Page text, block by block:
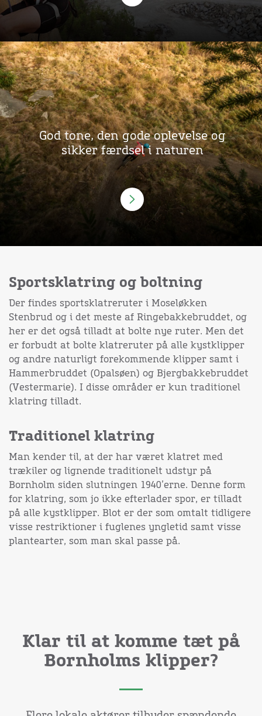
God tone, den gode oplevelse og
sikker færdsel i naturen
Sportsklatring og boltning
Der findes sportsklatreruter i Moseløkken
Stenbrud og i det meste af Ringebakkebruddet, og
her er det også tilladt at bolte nye ruter. Men det
er forbudt at bolte klatreruter på alle kystklipper
og andre naturligt forekommende klipper samt i
Hammerbruddet (Opalsøen) og Bjergbakkebruddet
(Vestermarie). I disse områder er kun traditionel
klatring tilladt.
Traditionel klatring
Man kender til, at der har været klatret med
trækiler og lignende traditionelt udstyr på
Bornholm siden slutningen 1940’erne. Denne form
for klatring, som jo ikke efterlader spor, er tilladt
på alle kystklipper. Blot er der som omtalt tidligere
visse restriktioner i fuglenes yngletid samt visse
plantearter, som man skal passe på.
Klar til at komme tæt på
Bornholms klipper?